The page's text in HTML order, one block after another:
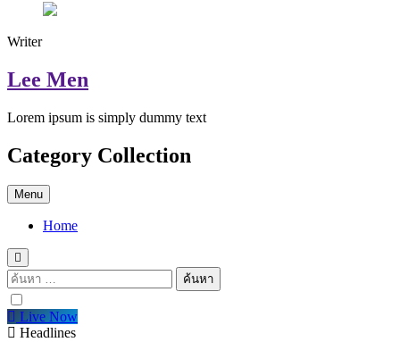
Writer
Lee Men
Lorem ipsum is simply dummy text
Category Collection
Menu
Home
ค้นหา
สำหรับ:
Live Now
Headlines